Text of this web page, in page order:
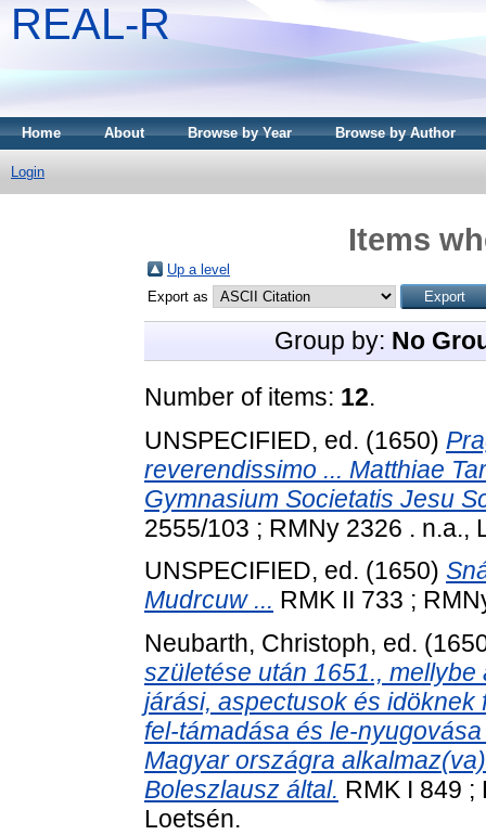
REAL-R
Home About Browse by Year Browse by Author
Login
Items
Up a level
Export as
Group by: No
Number of items: 12.
UNSPECIFIED, ed. (1650)
reverendissimo ... Matthiae
Gymnasium Societatis Jesu
2555/103 ; RMNy 2326 . n.a.,
UNSPECIFIED, ed. (1650)
Mudrcuw ... RMK II 733 ;
Neubarth, Christoph, ed.
születése után 1651.,
járási, aspectusok és
fel-támadása és le-
Magyar országra
Boleszlausz által. RMK I 849 ;
Loetsén.